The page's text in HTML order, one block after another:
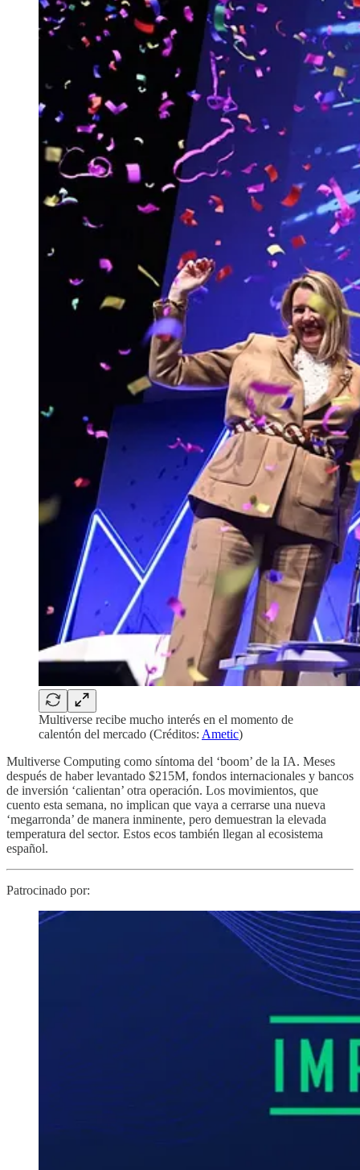
Multiverse recibe mucho interés en el momento de
calentón del mercado (Créditos: Ametic)
Multiverse Computing como síntoma del ‘boom’ de la IA. Meses
después de haber levantado $215M, fondos internacionales y bancos
de inversión ‘calientan’ otra operación. Los movimientos, que
cuento esta semana, no implican que vaya a cerrarse una nueva
‘megarronda’ de manera inminente, pero demuestran la elevada
temperatura del sector. Estos ecos también llegan al ecosistema
español.
Patrocinado por: